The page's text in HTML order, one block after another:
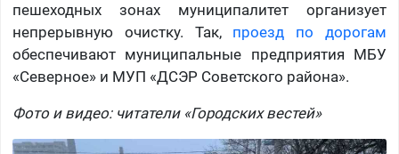
пешеходных зонах муниципалитет организует
непрерывную очистку. Так, проезд по дорогам
обеспечивают муниципальные предприятия МБУ
«Северное» и МУП «ДСЭР Советского района».
Фото и видео: читатели «Городских вестей»